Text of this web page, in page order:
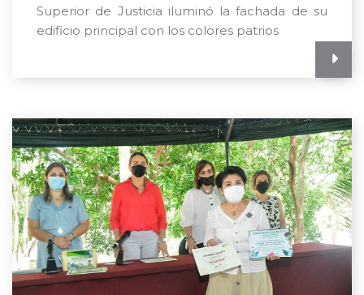
Superior de Justicia iluminó la fachada de su
edificio principal con los colores patrios